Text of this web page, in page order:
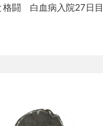
格闘 白血病入院27日目